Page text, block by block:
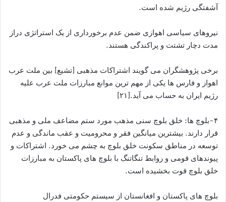
آشفتگی رژیم شده است.
نیروهای سیاسی اهوازی ضمن عدم برخورداری از یک استراتژی دراز
مدت دچار تشتت و پراکندگی هستند.
برخی پژوهشگران می گویند اشتراکات مذهبی [تشیع] بین ملت عرب
اهواز و فارس ها یکی از مهم ترین موانع مبارزات ملت عرب علیه
رژیم ایران به حساب می آید.[۲۱]
۴-بلوچ ها: خلق بلوچ سنی مذهب مورد ستم مضاعف ملی و مذهبی
قرار دارند. بیشترین میانگین فقر و محرومیت و عقب ماندگی و عدم
توسعه در مناطق سکونت خلق بلوچ به چشم می خورد. اشتراکات و
پیوندهای قومی و روابط تنگاتنگ با بلوچ های پاکستان به مبارزات
خلق بلوچ قوت بخشیده است.
بلوچ های پاکستان و افغانستان از سیستم حکومتی فدرال